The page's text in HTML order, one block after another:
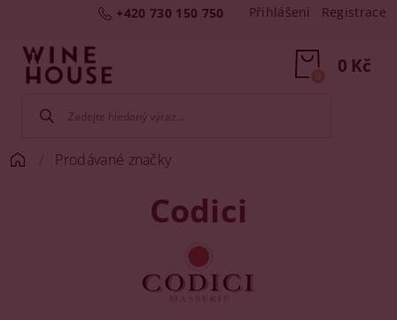
+420 730 150 750 Přihlášení Registrace
0 Kč
0
Prodávané značky
Codici